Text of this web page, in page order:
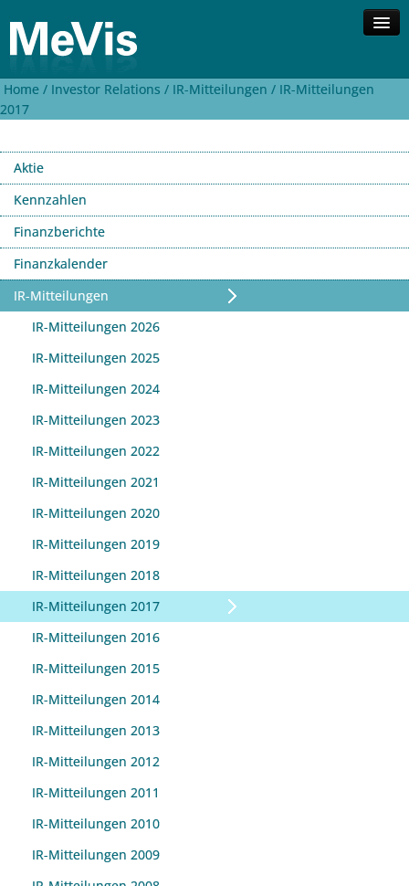
Unternehmen
Lösungen
Investor Relations
Kontakt
Suche
English
Home / Investor Relations / IR-Mitteilungen / IR-Mitteilungen
2017
Aktie
Kennzahlen
Finanzberichte
Finanzkalender
IR-Mitteilungen
IR-Mitteilungen 2026
IR-Mitteilungen 2025
IR-Mitteilungen 2024
IR-Mitteilungen 2023
IR-Mitteilungen 2022
IR-Mitteilungen 2021
IR-Mitteilungen 2020
IR-Mitteilungen 2019
IR-Mitteilungen 2018
IR-Mitteilungen 2017
IR-Mitteilungen 2016
IR-Mitteilungen 2015
IR-Mitteilungen 2014
IR-Mitteilungen 2013
IR-Mitteilungen 2012
IR-Mitteilungen 2011
IR-Mitteilungen 2010
IR-Mitteilungen 2009